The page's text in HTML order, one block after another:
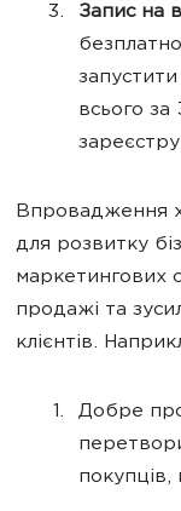
Запис на
всього за
Впровадження
для розвитку
маркетингових
продажі та
клієнтів.
Добре